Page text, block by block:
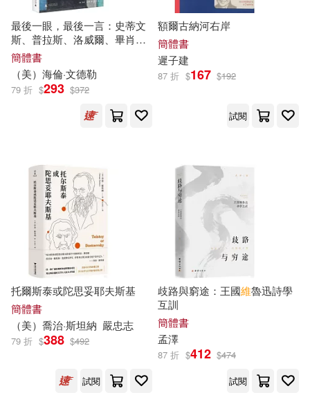
スティーヴン・モファット(4)
マーク・ゲイティス(4)
上海淘米網絡科技有限公司(4)
以色列美角 約阿咪(4)
伯納德．巴魯克(4) 何政廣(4)
列夫·托爾斯泰(4)
列夫・托爾斯泰(4) 劉君祖(4)
北京天利考試信息網（編）(4)
卡恩(4) 史恩．皮考克(4)
天下雜誌(18) 文物出版社(18)
科學普及出版社(18)
高等教育出版社(18)
北方婦女兒童出版社(17)
啟得創意文化有限公司(17)
新疆人民出版社(17) 晨星(17)
江蘇文藝出版社(17)
最後一眼，最後一言：史蒂文
斯、普拉斯、洛威爾、畢肖
普、梅里爾
簡體書
（美）海倫·文德勒
79 折 $293 $372
額爾古納河右岸
簡體書
遲子建
87 折 $167 $192
試閱
托爾斯泰或陀思妥耶夫斯基
簡體書
（美）喬治·斯坦納 嚴忠志
79 折 $388 $492
試閱
歧路與窮途：王國維魯迅詩學
互訓
簡體書
孟澤
87 折 $412 $474
試閱